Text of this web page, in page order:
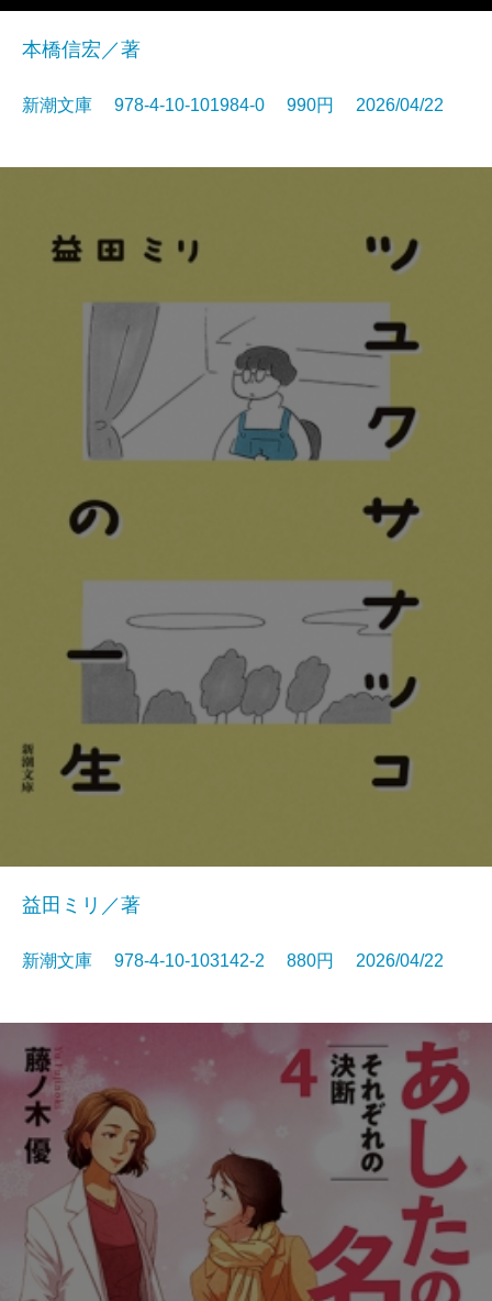
本橋信宏／著
新潮文庫 978-4-10-101984-0 990円 2026/04/22
益田ミリ／著
新潮文庫 978-4-10-103142-2 880円 2026/04/22